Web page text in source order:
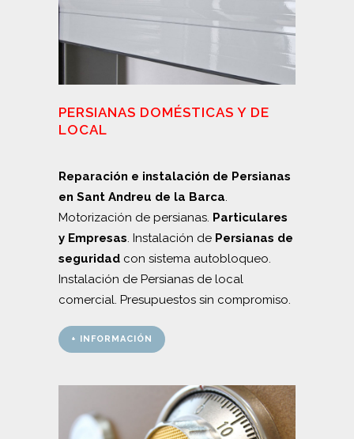
PERSIANAS DOMÉSTICAS Y DE
LOCAL
Reparación e instalación de Persianas
en Sant Andreu de la Barca.
Motorización de persianas. Particulares
y Empresas. Instalación de Persianas de
seguridad con sistema autobloqueo.
Instalación de Persianas de local
comercial. Presupuestos sin compromiso.
+ INFORMACIÓN